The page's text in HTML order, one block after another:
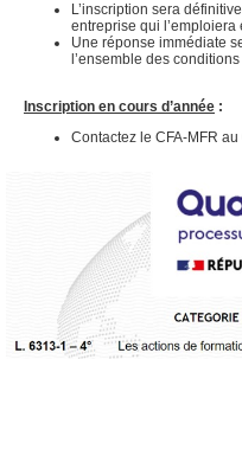
L’inscription sera
entreprise qui l’emploiera
Une réponse immédiate
l’ensemble des
Inscription en cours d’année :
Contactez le CFA-MFR